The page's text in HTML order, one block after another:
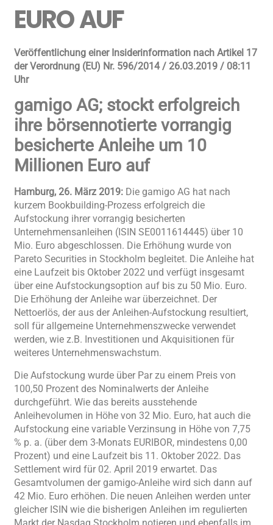
EURO AUF
Veröffentlichung einer Insiderinformation nach Artikel 17
der Verordnung (EU) Nr. 596/2014 / 26.03.2019 / 08:11
Uhr
gamigo AG; stockt erfolgreich
ihre börsennotierte vorrangig
besicherte Anleihe um 10
Millionen Euro auf
Hamburg, 26. März 2019: Die gamigo AG hat nach
kurzem Bookbuilding-Prozess erfolgreich die
Aufstockung ihrer vorrangig besicherten
Unternehmensanleihen (ISIN SE0011614445) über 10
Mio. Euro abgeschlossen. Die Erhöhung wurde von
Pareto Securities in Stockholm begleitet. Die Anleihe hat
eine Laufzeit bis Oktober 2022 und verfügt insgesamt
über eine Aufstockungsoption auf bis zu 50 Mio. Euro.
Die Erhöhung der Anleihe war überzeichnet. Der
Nettoerlös, der aus der Anleihen-Aufstockung resultiert,
soll für allgemeine Unternehmenszwecke verwendet
werden, wie z.B. Investitionen und Akquisitionen für
weiteres Unternehmenswachstum.
Die Aufstockung wurde über Par zu einem Preis von
100,50 Prozent des Nominalwerts der Anleihe
durchgeführt. Wie das bereits ausstehende
Anleihevolumen in Höhe von 32 Mio. Euro, hat auch die
Aufstockung eine variable Verzinsung in Höhe von 7,75
% p. a. (über dem 3-Monats EURIBOR, mindestens 0,00
Prozent) und eine Laufzeit bis 11. Oktober 2022. Das
Settlement wird für 02. April 2019 erwartet. Das
Gesamtvolumen der gamigo-Anleihe wird sich dann auf
42 Mio. Euro erhöhen. Die neuen Anleihen werden unter
gleicher ISIN wie die bisherigen Anleihen im regulierten